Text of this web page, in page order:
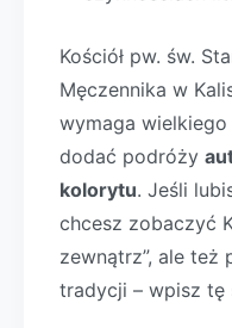
Kościół pw. św.
Męczennika w
wymaga
dodać podróży
kolorytu. Jeśli
chcesz zobaczyć
zewnątrz”, ale też
tradycji – wpisz tę